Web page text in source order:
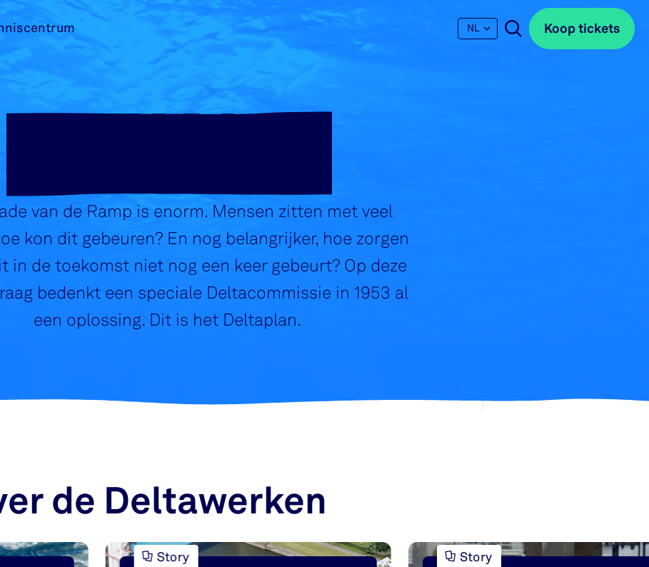
NL Koop tickets
Koop tickets
van de Ramp is enorm. Mensen zitten met veel
kon dit gebeuren? En nog belangrijker, hoe zorgen
in de toekomst niet nog een keer gebeurt? Op deze
bedenkt een speciale Deltacommissie in 1953 al
een oplossing. Dit is het Deltaplan.
de Deltawerken
Story Story